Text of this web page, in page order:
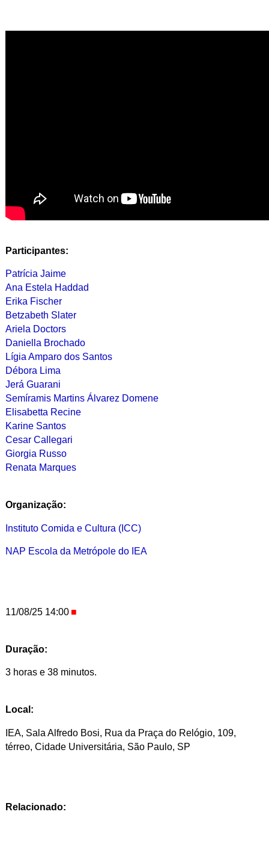
Participantes:
Patrícia Jaime
Ana Estela Haddad
Erika Fischer
Betzabeth Slater
Ariela Doctors
Daniella Brochado
Lígia Amparo dos Santos
Débora Lima
Jerá Guarani
Semíramis Martins Álvarez Domene
Elisabetta Recine
Karine Santos
Cesar Callegari
Giorgia Russo
Renata Marques
Organização:
Instituto Comida e Cultura (ICC)
NAP Escola da Metrópole do IEA
11/08/25 14:00
Duração:
3 horas e 38 minutos.
Local:
IEA, Sala Alfredo Bosi, Rua da Praça do Relógio, 109,
térreo, Cidade Universitária, São Paulo, SP
Relacionado: